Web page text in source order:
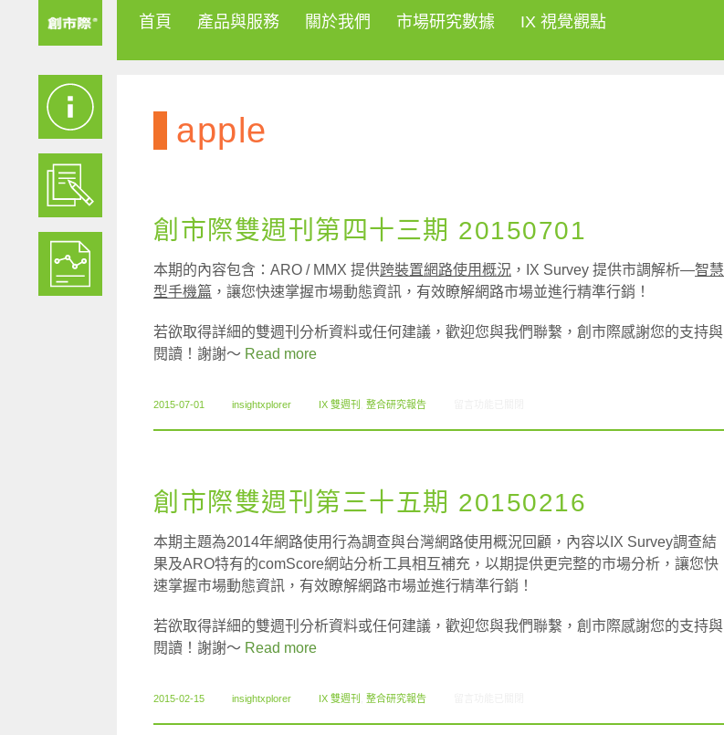
首頁 產品與服務 關於我們 市場研究數據 IX 視覺觀點
apple
創市際雙週刊第四十三期 20150701
本期的內容包含：ARO / MMX 提供跨裝置網路使用概況 ，IX Survey 提供市調解析—智慧
型手機篇 ，讓您快速掌握市場動態資訊，有效瞭解網路市場並進行精準行銷！
若欲取得詳細的雙週刊分析資料或任何建議，歡迎您與我們聯繫，創市際感謝您的支持與
閱讀！謝謝～ Read more
2015-07-01 insightxplorer IX 雙週刊 整合研究報告
創市際雙週刊第三十五期 20150216
本期主題為2014年網路使用行為調查與台灣網路使用概況回顧，內容以IX Survey調查結
果及ARO特有的comScore網站分析工具相互補充，以期提供更完整的市場分析，讓您快
速掌握市場動態資訊，有效瞭解網路市場並進行精準行銷！
若欲取得詳細的雙週刊分析資料或任何建議，歡迎您與我們聯繫，創市際感謝您的支持與
閱讀！謝謝～ Read more
2015-02-15 insightxplorer IX 雙週刊 整合研究報告